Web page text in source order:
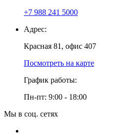
+7 988 241 5000
Адрес:
Красная 81, офис 407
Посмотреть на карте
График работы:
Пн-пт: 9:00 - 18:00
Мы в соц. сетях